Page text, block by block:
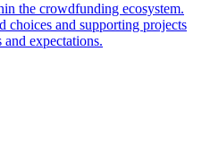
the crowdfunding ecosystem.
choices and supporting projects
expectations.